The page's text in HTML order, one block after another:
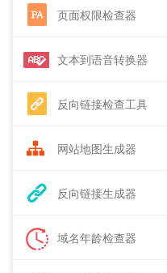
页面权限检查器
文本到语音转换器
反向链接检查工具
网站地图生成器
反向链接生成器
域名年龄检查器